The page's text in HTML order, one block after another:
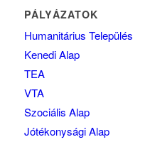
PÁLYÁZATOK
Humanitárius Település
Kenedi Alap
TEA
VTA
Szociális Alap
Jótékonysági Alap